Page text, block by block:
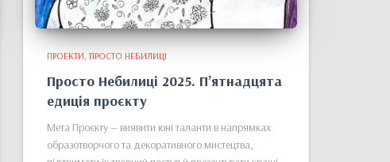
ПРОЕКТИ ПРОСТО НЕБИЛИЦІ
Просто Небилиці 2025. Пʼятнадцята
едиція проєкту
Мета Проєкту — виявити юні таланти в напрямках
образотворчого та декоративного мистецтва,